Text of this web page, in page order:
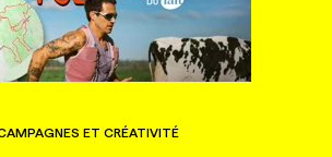
ET CRÉATIVITÉ